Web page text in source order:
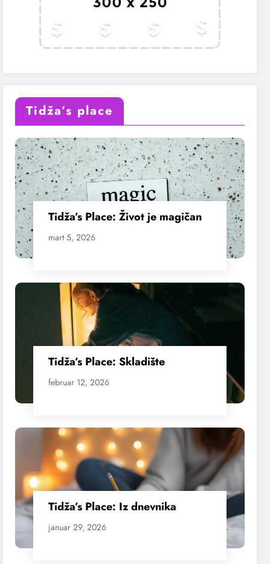
Tidža’s place
Tidža’s Place: Život je magičan
mart 5, 2026
Tidža’s Place: Skladište
februar 12, 2026
Tidža’s Place: Iz dnevnika
januar 29, 2026